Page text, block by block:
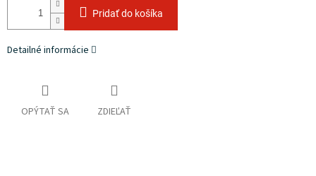
Pridať do košíka
Detailné informácie
OPÝTAŤ SA ZDIEĽAŤ